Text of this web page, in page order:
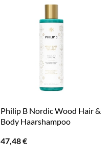
Philip B Nordic Wood Hair &
Body Haarshampoo
47,48€